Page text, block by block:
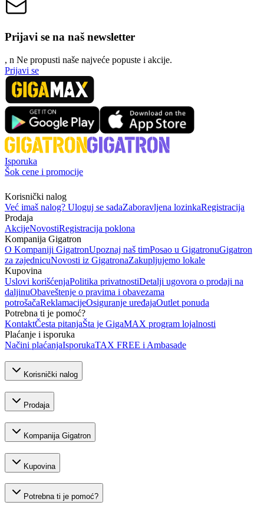
Prijavi se na naš newsletter
, n Ne propusti naše najveće popuste i akcije.
Prijavi se
Isporuka
Šok cene i promocije
Korisnički nalog
Već imaš nalog? Uloguj se sadaZaboravljena lozinkaRegistracija
Prodaja
AkcijeNovostiRegistracija poklona
Kompanija Gigatron
O Kompaniji GigatronUpoznaj naš timPosao u GigatronuGigatron
za zajednicuNovosti iz GigatronaZakupljujemo lokale
Kupovina
Uslovi korišćenjaPolitika privatnostiDetalji ugovora o prodaji na
daljinuObaveštenje o pravima i obavezama
potrošačaReklamacijeOsiguranje uređajaOutlet ponuda
Potrebna ti je pomoć?
KontaktČesta pitanjaŠta je GigaMAX program lojalnosti
Plaćanje i isporuka
Načini plaćanjaIsporukaTAX FREE i Ambasade
Korisnički nalog
Prodaja
Kompanija Gigatron
Kupovina
Potrebna ti je pomoć?